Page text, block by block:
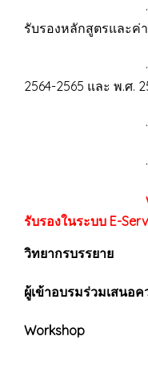
· กรณีศึกษ
รับรองหลักสูตรและค่
· Update
2564-2565 และ พ.ศ.
· สรุปเนื้
· ถาม
รับรองในระบบ E-
วิทยากรบรรยาย
ผู้เข้าอบรมร่วมเสนอ
Workshop